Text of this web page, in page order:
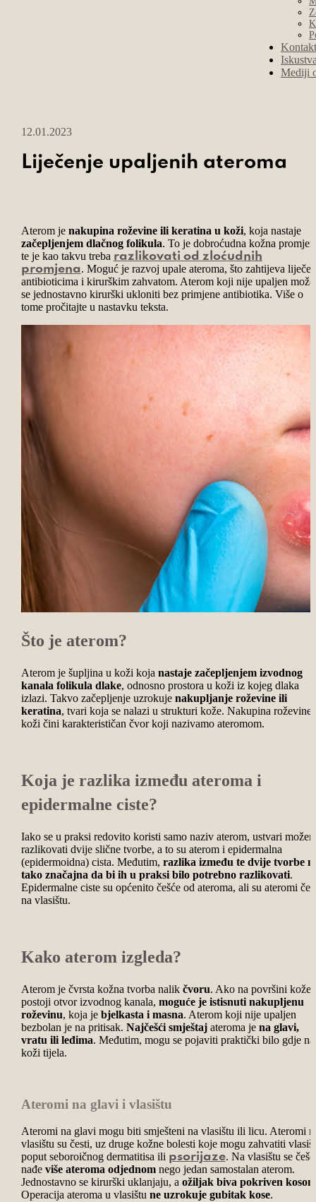
Kontakt
Mediji
12.01.2023
Liječenje upaljenih ateroma
Aterom je nakupina roževine ili keratina u koži, koja nastaje
začepljenjem dlačnog folikula. To je dobroćudna kožna
te je kao takvu treba razlikovati od zloćudnih
promjena. Moguć je razvoj upale ateroma, što zahtijeva
antibioticima i kirurškim zahvatom. Aterom koji nije upaljen može
se jednostavno kirurški ukloniti bez primjene antibiotika. Više o
tome pročitajte u nastavku teksta.
Što je aterom?
Aterom je šupljina u koži koja nastaje začepljenjem izvodnog
kanala folikula dlake, odnosno prostora u koži iz kojeg dlaka
izlazi. Takvo začepljenje uzrokuje nakupljanje roževine ili
keratina, tvari koja se nalazi u strukturi kože. Nakupina roževine
koži čini karakterističan čvor koji nazivamo ateromom.
Koja je razlika između ateroma i
epidermalne ciste?
Iako se u praksi redovito koristi samo naziv aterom, ustvari
razlikovati dvije slične tvorbe, a to su aterom i epidermalna
(epidermoidna) cista. Međutim, razlika između te dvije tvorbe
tako značajna da bi ih u praksi bilo potrebno razlikovati.
Epidermalne ciste su općenito češće od ateroma, ali su ateromi
na vlasištu.
Kako aterom izgleda?
Aterom je čvrsta kožna tvorba nalik čvoru. Ako na površini kože
postoji otvor izvodnog kanala, moguće je istisnuti nakupljenu
roževinu, koja je bjelkasta i masna. Aterom koji nije upaljen
bezbolan je na pritisak. Najčešći smještajateroma je na glavi,
vratu ili leđima. Međutim, mogu se pojaviti praktički bilo gdje na
koži tijela.
Ateromi na glavi i vlasištu
Ateromi na glavi mogu biti smješteni na vlasištu ili licu. Ateromi
vlasištu su česti, uz druge kožne bolesti koje mogu zahvatiti
poput seboroičnog dermatitisa ili psorijaze. Na vlasištu se
nađe više ateroma odjednomnego jedan samostalan aterom.
Jednostavno se kirurški uklanjaju, a ožiljak biva pokriven kosom
Operacija ateroma u vlasištu ne uzrokuje gubitak kose.